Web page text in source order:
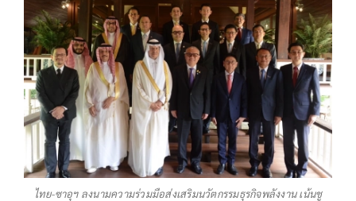
ไทย-ซาอุฯ ลงนามความร่วมมือส่งเสริมนวัตกรรมธุรกิจพลังงาน เน้นชู